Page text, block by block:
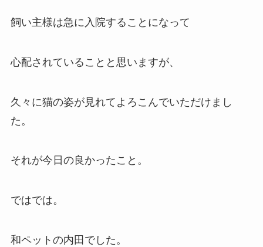
飼い主様は急に入院することになって
心配されていることと思いますが、
久々に猫の姿が見れてよろこんでいただけまし
た。
それが今日の良かったこと。
ではでは。
和ペットの内田でした。